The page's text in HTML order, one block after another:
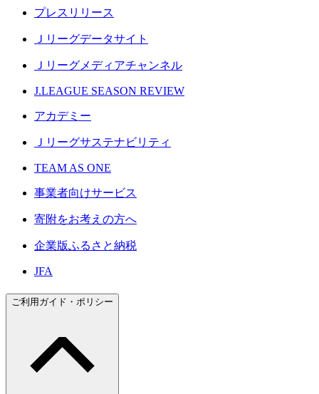
プレスリリース
Ｊリーグデータサイト
Ｊリーグメディアチャンネル
J.LEAGUE SEASON REVIEW
アカデミー
Ｊリーグサステナビリティ
TEAM AS ONE
事業者向けサービス
寄附をお考えの方へ
企業版ふるさと納税
JFA
ご利用ガイド・ポリシー